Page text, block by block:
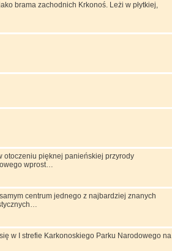
brama zachodnich Krkonoś. Leżi w płytkiej,
otoczeniu pięknej panieńskiej przyrody
wprost…
centrum jednego z najbardziej znanych
w I strefie Karkonoskiego Parku Narodowego na